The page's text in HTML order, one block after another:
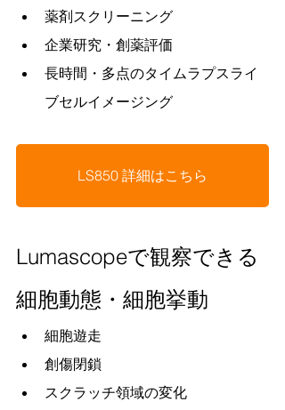
薬剤スクリーニング
企業研究・創薬評価
長時間・多点のタイムラプスライ
ブセルイメージング
LS850 詳細はこちら
Lumascopeで観察できる
細胞動態・細胞挙動
細胞遊走
創傷閉鎖
スクラッチ領域の変化